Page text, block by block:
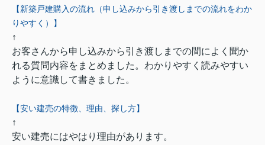
【新築戸建購入の流れ（申し込みから引き渡しまでの流れをわか
りやすく）】
↑
お客さんから申し込みから引き渡しまでの間によく聞か
れる質問内容をまとめました。わかりやすく読みやすい
ように意識して書きました。
【安い建売の特徴、理由、探し方】
↑
安い建売にはやはり理由があります。